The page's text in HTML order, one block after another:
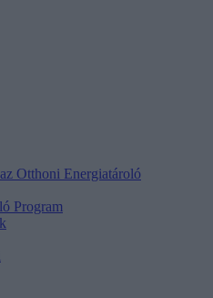
Otthoni Energiatároló
Program